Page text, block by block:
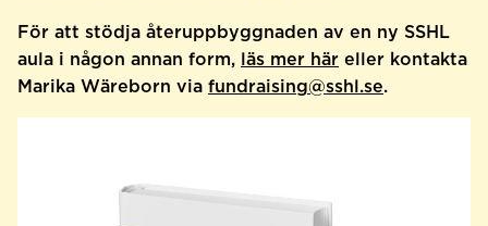
För att stödja återuppbyggnaden av en ny SSHL
aula i någon annan form, läs mer här eller kontakta
Marika Wäreborn via fundraising@sshl.se.